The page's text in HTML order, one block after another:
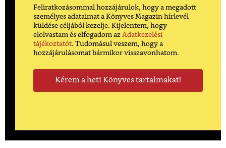
Feliratkozásommal hozzájárulok, hogy a megadott
személyes adataimat a Könyves Magazin hírlevél
küldése céljából kezelje. Kijelentem, hogy
elolvastam és elfogadom az Adatkezelési
tájékoztatót. Tudomásul veszem, hogy a
hozzájárulásomat bármikor visszavonhatom.